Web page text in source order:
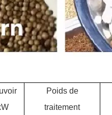
Poids de
traitement